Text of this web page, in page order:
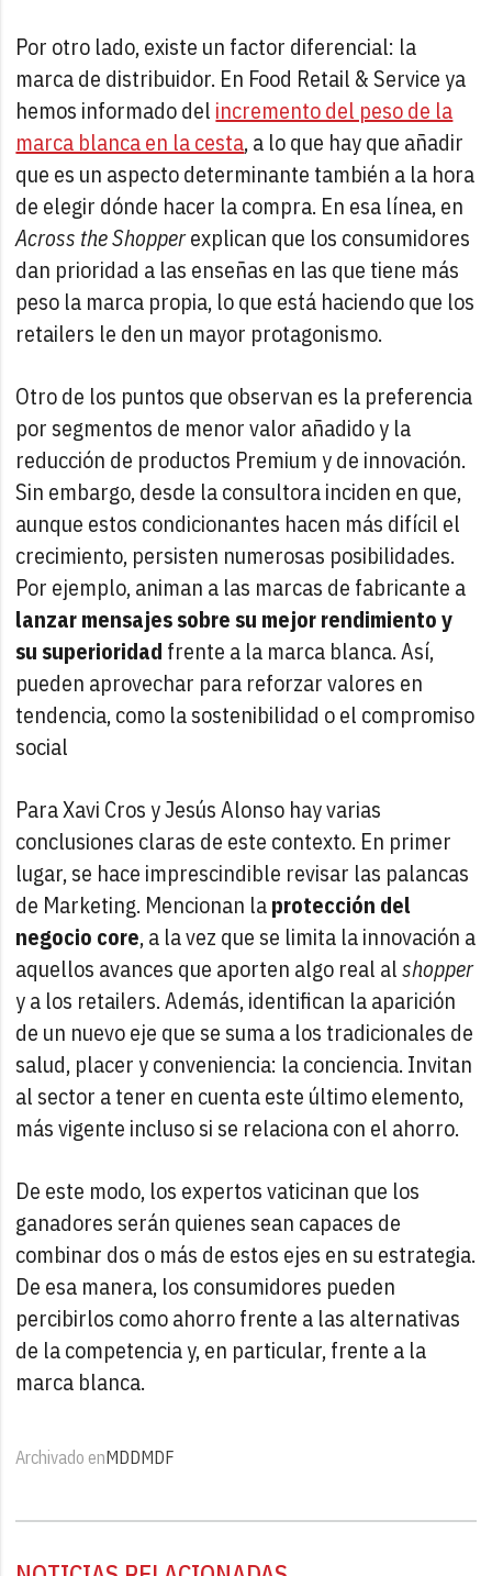
Por otro lado, existe un factor diferencial: la
marca de distribuidor. En Food Retail & Service ya
hemos informado del incremento del peso de la
marca blanca en la cesta, a lo que hay que añadir
que es un aspecto determinante también a la hora
de elegir dónde hacer la compra. En esa línea, en
Across the Shopperexplican que los consumidores
dan prioridad a las enseñas en las que tiene más
peso la marca propia, lo que está haciendo que los
retailers le den un mayor protagonismo.
Otro de los puntos que observan es la preferencia
por segmentos de menor valor añadido y la
reducción de productos Premium y de innovación.
Sin embargo, desde la consultora inciden en que,
aunque estos condicionantes hacen más difícil el
crecimiento, persisten numerosas posibilidades.
Por ejemplo, animan a las marcas de fabricante a
lanzar mensajes sobre su mejor rendimiento y
su superioridad frente a la marca blanca. Así,
pueden aprovechar para reforzar valores en
tendencia, como la sostenibilidad o el compromiso
social
Para Xavi Cros y Jesús Alonso hay varias
conclusiones claras de este contexto. En primer
lugar, se hace imprescindible revisar las palancas
de Marketing. Mencionan laprotección del
negocio core, a la vez que se limita la innovación a
aquellos avances que aporten algo real alshopper
y a los retailers. Además, identifican la aparición
de un nuevo eje que se suma a los tradicionales de
salud, placer y conveniencia: la conciencia. Invitan
al sector a tener en cuenta este último elemento,
más vigente incluso si se relaciona con el ahorro.
De este modo, los expertos vaticinan que los
ganadores serán quienes sean capaces de
combinar dos o más de estos ejes en su estrategia.
De esa manera, los consumidores pueden
percibirlos como ahorro frente a las alternativas
de la competencia y, en particular, frente a la
marca blanca.
Archivado enMDDMDF